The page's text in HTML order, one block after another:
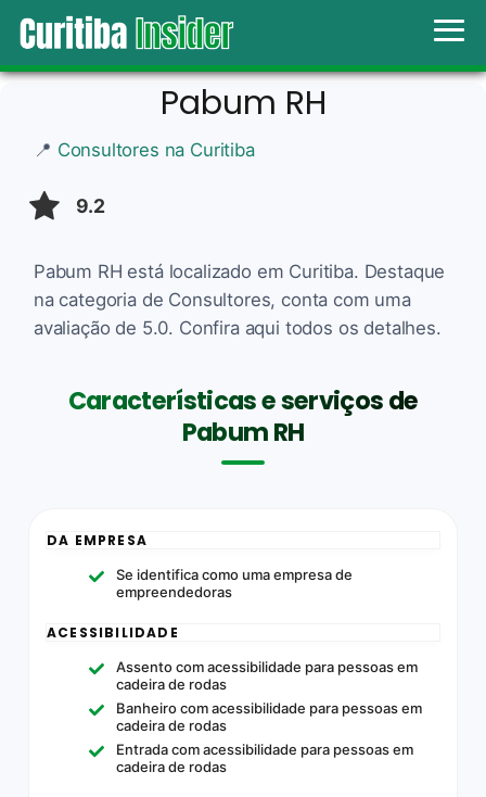
Pabum RH
📍 Consultores na Curitiba
9.2
Pabum RH está localizado em Curitiba. Destaque
na categoria de Consultores, conta com uma
avaliação de 5.0. Confira aqui todos os detalhes.
Características e serviços de
Pabum RH
DA EMPRESA
Se identifica como uma empresa de
empreendedoras
ACESSIBILIDADE
Assento com acessibilidade para pessoas em
cadeira de rodas
Banheiro com acessibilidade para pessoas em
cadeira de rodas
Entrada com acessibilidade para pessoas em
cadeira de rodas